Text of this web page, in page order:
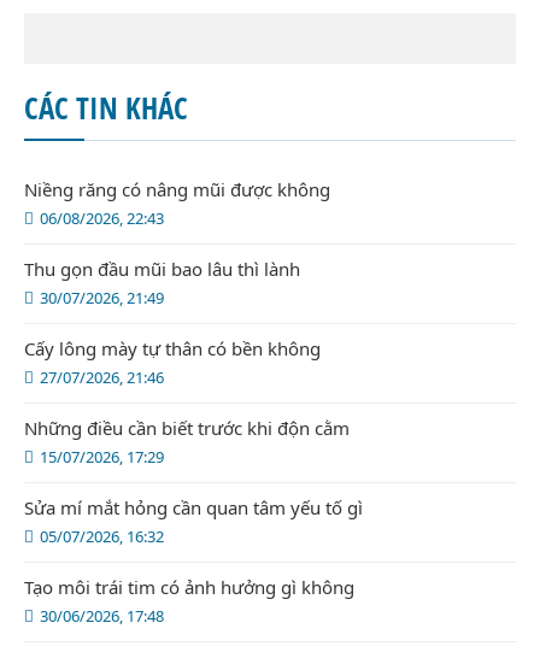
CÁC TIN KHÁC
06/08/2026, 22:43
Niềng răng có nâng mũi được không
30/07/2026, 21:49
Thu gọn đầu mũi bao lâu thì lành
27/07/2026, 21:46
Cấy lông mày tự thân có bền không
15/07/2026, 17:29
Những điều cần biết trước khi độn cằm
05/07/2026, 16:32
Sửa mí mắt hỏng cần quan tâm yếu tố gì
30/06/2026, 17:48
Tạo môi trái tim có ảnh hưởng gì không